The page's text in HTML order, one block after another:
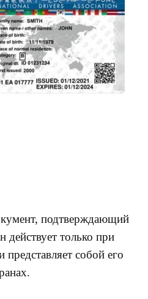
подтверждающий
действует только при
представляет собой его